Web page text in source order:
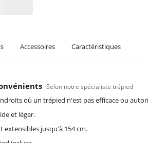
Accessoires Caractéristiques
Selon notre spécialiste trépied
où un trépied n'est pas efficace ou
et léger.
extensibles jusqu'à 154 cm.